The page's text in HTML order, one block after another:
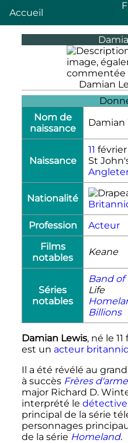
Accueil
Damian
Nom de
naissance
Damian
Naissance
11 février
St
Nationalité
Profession
Acteur
Films
notables
Keane
Séries
notables
Band of
Life
Billions
Damian Lewis, né le 11
est un acteur
Il a été révélé au
à succès Frères
major Richard D.
interprété le détective
principal de la série
personnages
de la série Homeland.